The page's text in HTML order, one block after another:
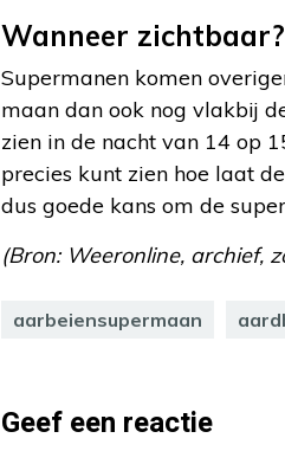
Wanneer zichtbaar?
Supermanen komen
maan dan ook nog vlakbij
zien in de nacht van 14 op
precies kunt zien hoe laat
dus goede kans om de
(Bron: Weeronline, archief,
aarbeiensupermaan
Geef een reactie